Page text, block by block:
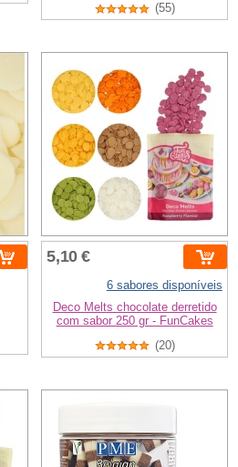
(55)
5,10 €
6 sabores disponíveis
Deco Melts chocolate derretido
com sabor 250 gr - FunCakes
(20)